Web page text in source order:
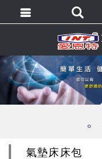
氣墊床床包